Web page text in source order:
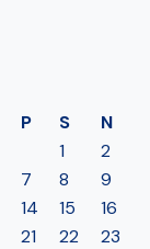
P S
N
1
2
7 8
9
14 15
16
21 22
23